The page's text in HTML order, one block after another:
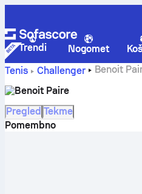
Trendi Nogomet
Tenis
Challenger
Benoit
Benoit Paire
Pregled Tekme
Pomembno